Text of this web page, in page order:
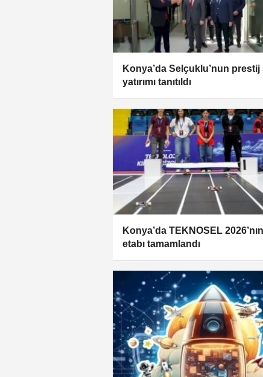
Konya’da Selçuklu’nun
yatırımı tanıtıldı
Konya’da TEKNOSEL
etabı tamamlandı